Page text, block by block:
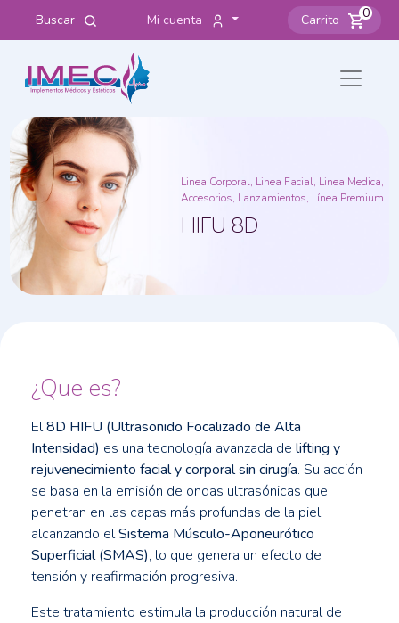
Buscar Mi cuenta Carrito 0
Linea Corporal, Linea Facial, Linea Medica,
Accesorios, Lanzamientos, Línea Premium
HIFU 8D
¿Que es?
El8D HIFU (Ultrasonido Focalizado de Alta
Intensidad) es una tecnología avanzada de lifting y
rejuvenecimiento facial y corporal sin cirugía. Su acción
se basa en la emisión de ondas ultrasónicas que
penetran en las capas más profundas de la piel,
alcanzando elSistema Músculo-Aponeurótico
Superficial (SMAS), lo que genera un efecto de
tensión y reafirmación progresiva.
Este tratamiento estimula la producción natural de